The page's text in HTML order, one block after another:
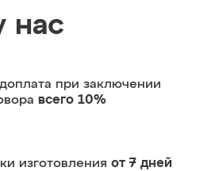
нас
при заключении
всего 10%
изготовления от 7 дней